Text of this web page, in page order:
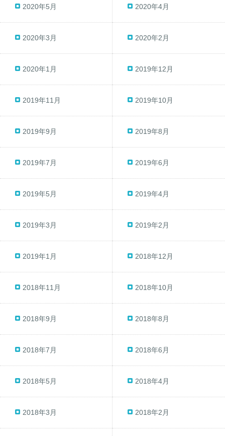
2020年5月 2020年4月
2020年3月 2020年2月
2020年1月 2019年12月
2019年11月 2019年10月
2019年9月 2019年8月
2019年7月 2019年6月
2019年5月 2019年4月
2019年3月 2019年2月
2019年1月 2018年12月
2018年11月 2018年10月
2018年9月 2018年8月
2018年7月 2018年6月
2018年5月 2018年4月
2018年3月 2018年2月